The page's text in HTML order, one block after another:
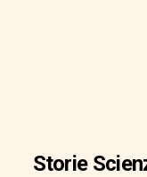
Storie